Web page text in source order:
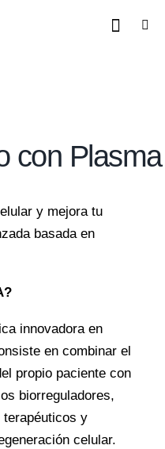
con Plasma
y mejora tu
basada en
innovadora en
en combinar el
propio paciente con
biorreguladores,
terapéuticos y
celular.